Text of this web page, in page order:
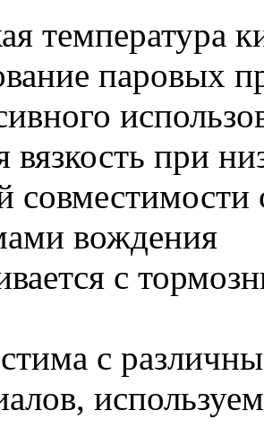
температура
паровых
вязкость при
вождения
с
с